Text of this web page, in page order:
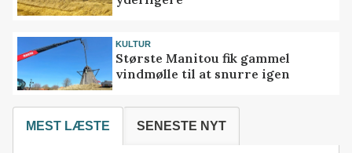
KULTUR
Største Manitou fik gammel
vindmølle til at snurre igen
MEST LÆSTE SENESTE NYT